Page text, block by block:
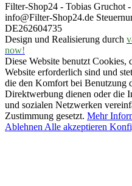
Filter-Shop24 - Tobias Gruchot
info@Filter-Shop24.de
DE262604735
Design und Realisierung durch
now!
Diese Website benutzt Cookies,
Website erforderlich sind und
die den Komfort bei Benutzung
Direktwerbung dienen oder die
und sozialen Netzwerken
Zustimmung gesetzt. Mehr
Ablehnen Alle akzeptieren